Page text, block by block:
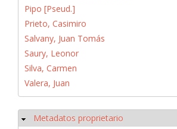
Pipo [Pseud.]
Prieto, Casimiro
Salvany, Juan Tomás
Saury, Leonor
Silva, Carmen
Valera, Juan
Ocultar
Metadatos proprietario